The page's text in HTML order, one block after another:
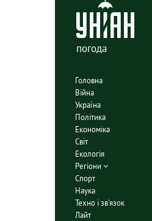
погода
Головна
Війна
Україна
Політика
Економіка
Світ
Екологія
Регіони
Спорт
Наука
Техно і зв'язок
Лайт